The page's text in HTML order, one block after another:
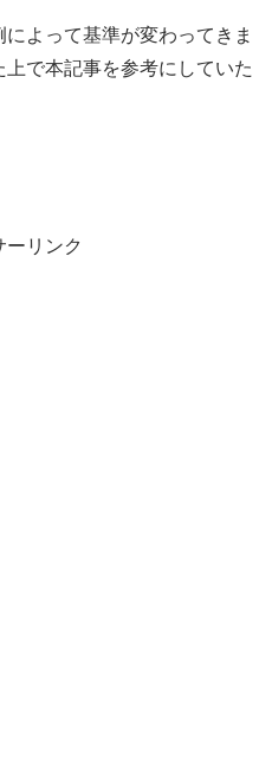
よって基準が変わってきま
で本記事を参考にしていた
ーリンク